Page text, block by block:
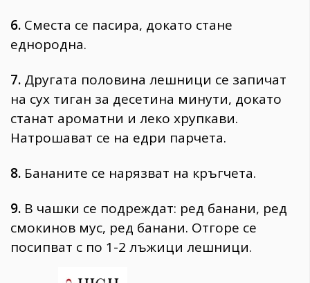
6. Сместа се пасира, докато стане
еднородна.
7. Другата половина лешници се запичат
на сух тиган за десетина минути, докато
станат ароматни и леко хрупкави.
Натрошават се на едри парчета.
8. Бананите се нарязват на кръгчета.
9. В чашки се подреждат: ред банани, ред
смокинов мус, ред банани. Отгоре се
посипват с по 1-2 лъжици лешници.